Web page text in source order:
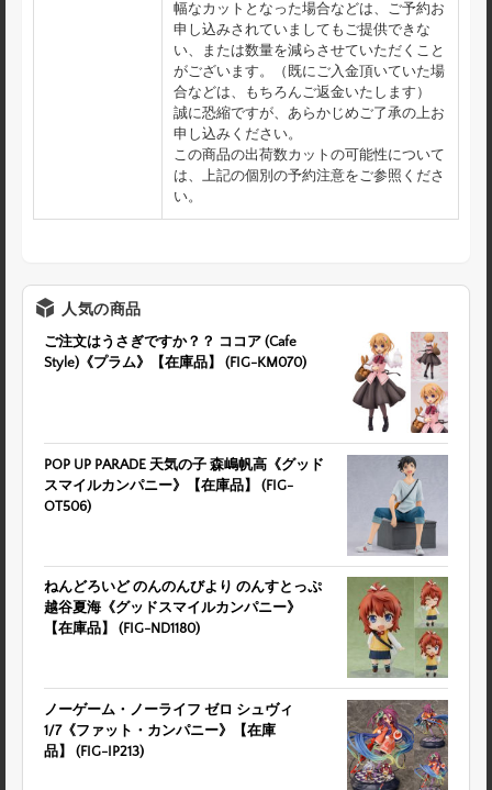
幅なカットとなった場合などは、ご予約お
申し込みされていましてもご提供できな
い、または数量を減らさせていただくこと
がございます。（既にご入金頂いていた場
合などは、もちろんご返金いたします）
誠に恐縮ですが、あらかじめご了承の上お
申し込みください。
この商品の出荷数カットの可能性について
は、上記の個別の予約注意をご参照くださ
い。
人気の商品
ご注文はうさぎですか？？ ココア (Cafe
Style)《プラム》【在庫品】 (FIG-KM070)
POP UP PARADE 天気の子 森嶋帆高《グッド
スマイルカンパニー》【在庫品】 (FIG-
OT506)
ねんどろいど のんのんびより のんすとっぷ
越谷夏海《グッドスマイルカンパニー》
【在庫品】 (FIG-ND1180)
ノーゲーム・ノーライフ ゼロ シュヴィ
1/7《ファット・カンパニー》【在庫
品】 (FIG-IP213)